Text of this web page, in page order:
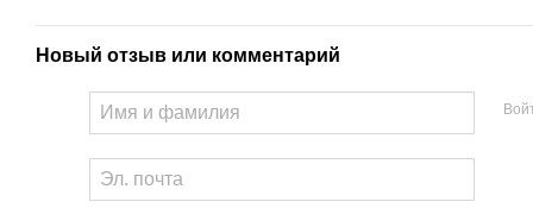
Новый отзыв или комментарий